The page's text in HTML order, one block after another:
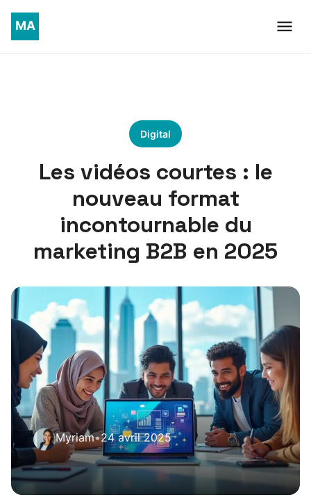
Digital
Les vidéos courtes : le
nouveau format
incontournable du
marketing B2B en 2025
Myriam•24 avril 2025